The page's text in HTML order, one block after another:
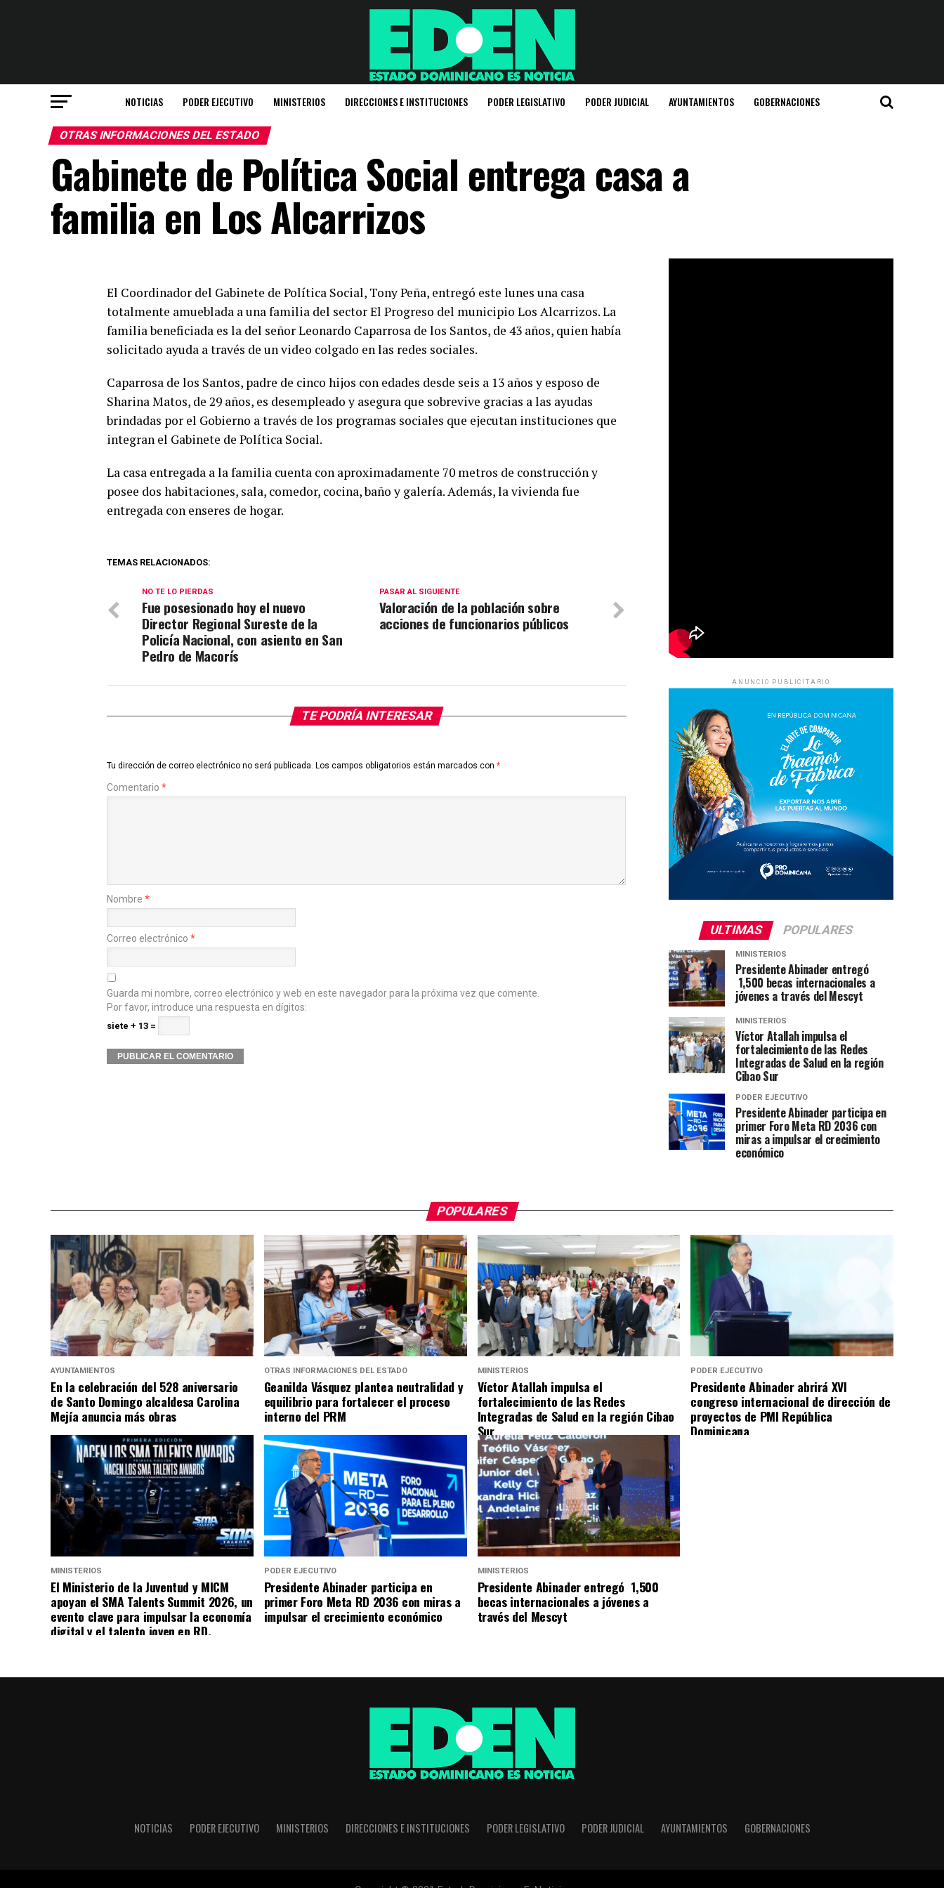
NOTICIAS PODER EJECUTIVO MINISTERIOS DIRECCIONES E INSTITUCIONES PODER LEGISLATIVO PODER JUDICIAL AYUNTAMIENTOS GOBERNACIONES
OTRAS INFORMACIONES DEL ESTADO
Gabinete de Política Social entrega casa a
familia en Los Alcarrizos
El Coordinador del Gabinete de Política Social, Tony Peña, entregó este lunes una casa
totalmente amueblada a una familia del sector El Progreso del municipio Los Alcarrizos. La
familia beneficiada es la del señor Leonardo Caparrosa de los Santos, de 43 años, quien había
solicitado ayuda a través de un video colgado en las redes sociales.
Caparrosa de los Santos, padre de cinco hijos con edades desde seis a 13 años y esposo de
Sharina Matos, de 29 años, es desempleado y asegura que sobrevive gracias a las ayudas
brindadas por el Gobierno a través de los programas sociales que ejecutan instituciones que
integran el Gabinete de Política Social.
La casa entregada a la familia cuenta con aproximadamente 70 metros de construcción y
posee dos habitaciones, sala, comedor, cocina, baño y galería. Además, la vivienda fue
entregada con enseres de hogar.
TEMAS RELACIONADOS:
PASAR AL SIGUIENTE
Valoración de la población sobre
acciones de funcionarios públicos
NO TE LO PIERDAS
Fue posesionado hoy el nuevo
Director Regional Sureste de la
Policía Nacional, con asiento en San
Pedro de Macorís
TE PODRÍA INTERESAR
Tu dirección de correo electrónico no será publicada. Los campos obligatorios están marcados con *
Comentario *
Nombre *
Correo electrónico *
Guarda mi nombre, correo electrónico y web en este navegador para la próxima vez que comente.
Por favor, introduce una respuesta en dígitos:
siete + 13 =
ANUNCIO PUBLICITARIO
ULTIMAS POPULARES
MINISTERIOS
Presidente Abinader entregó
1,500 becas internacionales a
jóvenes a través del Mescyt
MINISTERIOS
Víctor Atallah impulsa el
fortalecimiento de las Redes
Integradas de Salud en la región
Cibao Sur
PODER EJECUTIVO
Presidente Abinader participa en
primer Foro Meta RD 2036 con
miras a impulsar el crecimiento
económico
POPULARES
AYUNTAMIENTOS
En la celebración del 528 aniversario
de Santo Domingo alcaldesa Carolina
Mejía anuncia más obras
OTRAS INFORMACIONES DEL ESTADO
Geanilda Vásquez plantea neutralidad y
equilibrio para fortalecer el proceso
interno del PRM
MINISTERIOS
Víctor Atallah impulsa el
fortalecimiento de las Redes
Integradas de Salud en la región Cibao
Sur
PODER EJECUTIVO
Presidente Abinader abrirá XVI
congreso internacional de dirección de
proyectos de PMI República
Dominicana
MINISTERIOS
El Ministerio de la Juventud y MICM
apoyan el SMA Talents Summit 2026, un
evento clave para impulsar la economía
digital y el talento joven en RD.
PODER EJECUTIVO
Presidente Abinader participa en
primer Foro Meta RD 2036 con miras a
impulsar el crecimiento económico
MINISTERIOS
Presidente Abinader entregó 1,500
becas internacionales a jóvenes a
través del Mescyt
NOTICIAS PODER EJECUTIVO MINISTERIOS DIRECCIONES E INSTITUCIONES PODER LEGISLATIVO PODER JUDICIAL AYUNTAMIENTOS GOBERNACIONES